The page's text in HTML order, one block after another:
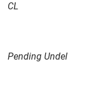
CL
Pending Undel